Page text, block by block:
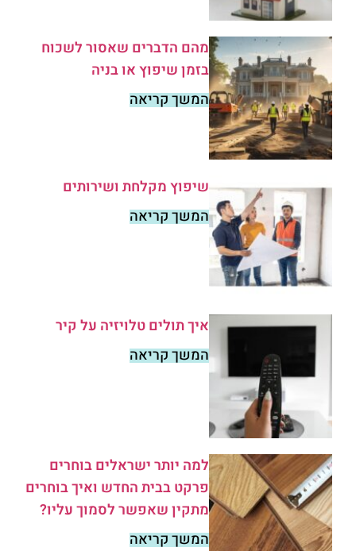
מהם הדברים שאסור לשכוח
בזמן שיפוץ או בניה
המשך קריאה
שיפוץ מקלחת ושירותים
המשך קריאה
איך תולים טלויזיה על קיר
המשך קריאה
למה יותר ישראלים בוחרים
פרקט בבית החדש ואיך בוחרים
מתקין שאפשר לסמוך עליו?
המשך קריאה